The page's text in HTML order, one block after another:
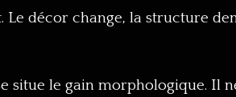
Le décor change, la structure
situe le gain morphologique. Il